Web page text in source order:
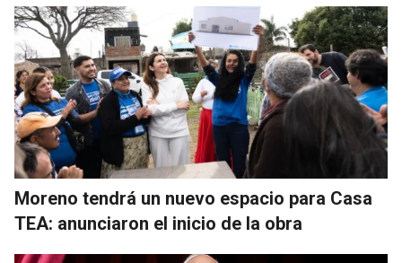
Moreno tendrá un nuevo espacio para Casa
TEA: anunciaron el inicio de la obra